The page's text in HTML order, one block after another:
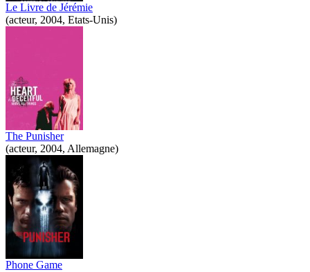
Le Livre de Jérémie
(acteur, 2004, Etats-Unis)
The Punisher
(acteur, 2004, Allemagne)
Phone Game